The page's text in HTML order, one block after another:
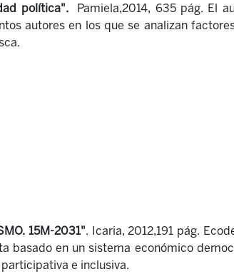
política". Pamiela,2014, 635 pág. El
autores en los que se analizan
15M-2031". Icaria, 2012,191 pág.
basado en un sistema económico
e inclusiva.